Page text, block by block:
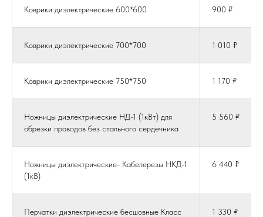
Коврики диэлектрические 600*600 900 ₽
Коврики диэлектрические 700*700 1 010 ₽
Коврики диэлектрические 750*750 1 170 ₽
Ножницы диэлектрические НД-1 (1кВт) для
обрезки проводов без стального сердечника
5 560 ₽
Ножницы диэлектрические- Кабелерезы НКД-1
(1кВ)
6 440 ₽
Перчатки диэлектрические бесшовные Класс
1 330 ₽